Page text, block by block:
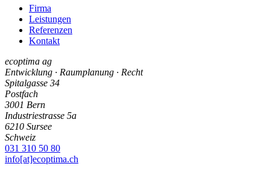
Firma
Leistungen
Referenzen
Kontakt
ecoptima ag
Entwicklung · Raumplanung · Recht
Spitalgasse 34
Postfach
3001 Bern
Industriestrasse 5a
6210 Sursee
Schweiz
031 310 50 80
info[at]ecoptima.ch